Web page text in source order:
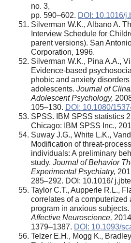
no. 3,
pp. 590–602. DOI: 10.1016/
Silverman W.K., Albano A.
Interview Schedule for
parent versions). San
Corporation, 1996.
Silverman W.K., Pina A.A.,
Evidence-based
phobic and anxiety
adolescents. Journal of
Adolescent Psychology,
105–130. DOI: 10.1080/
SPSS. IBM SPSS statistics
Chicago: IBM SPSS Inc.,
Suway J.G., White L.K.,
Modification of threat-
individuals: A preliminary
study. Journal of Behavior
Experimental Psychiatry,
285–292. DOI: 10.1016/
Taylor C.T., Aupperle R.L.,
correlates of a computerized
program in anxious subjects.
Affective Neuroscience,
1379–1387. DOI: 10.1093/
Telzer E.H., Mogg K.,